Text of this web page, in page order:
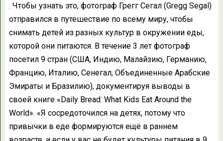
. Чтобы узнать это, фотограф Грегг Сегал (Gregg Segal)
отправился в путешествие по всему миру, чтобы
снимать детей из разных культур в окружении еды,
которой они питаются. В течение 3 лет фотограф
посетил 9 стран (США, Индию, Малайзию, Германию,
Францию, Италию, Сенегал, Объединенные Арабские
Эмираты и Бразилию), документируя выводы в
своей книге «Daily Bread: What Kids Eat Around the
World». «Я сосредоточился на детях, потому что
привычки в еде формируются ещё в раннем